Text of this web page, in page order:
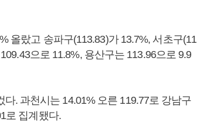
올랐고 송파구(113.83)가 13.7%, 서초구(11
으로 11.8%, 용산구는 113.96으로 9.9
. 과천시는 14.01% 오른 119.77로 강남구
로 집계됐다.